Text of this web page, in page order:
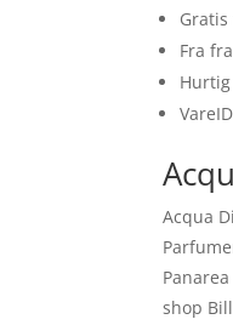
Gratis
Fra
Acqua
shop